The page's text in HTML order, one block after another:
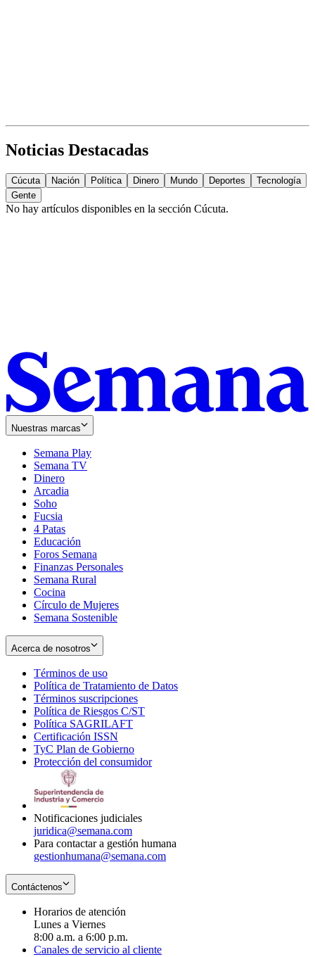
Noticias Destacadas
Cúcuta Nación Política Dinero Mundo Deportes
Tecnología
Gente
No hay artículos disponibles en la sección Cúcuta.
Nuestras marcas
Semana Play
Semana TV
Dinero
Arcadia
Soho
in
new
window
Fucsia
in
new
window
4 Patas
Educación
Foros Semana
Finanzas Personales
Semana Rural
Cocina
Círculo de Mujeres
Semana Sostenible
Acerca de nosotros
Términos de uso
in
new
window
Política de Tratamiento de Datos
Términos suscripciones
in
Política de Riesgos C/ST
Política SAGRILAFT
new
window
Certificación ISSN
in
new
TyC Plan de Gobierno
in
Protección del consumidorOpens
Notificaciones judiciales
juridica@semana.com
Para contactar a gestión humana
gestionhumana@semana.com
Contáctenos
Horarios de atención
Lunes a Viernes
8:00 a.m. a 6:00 p.m.
Canales de servicio al cliente